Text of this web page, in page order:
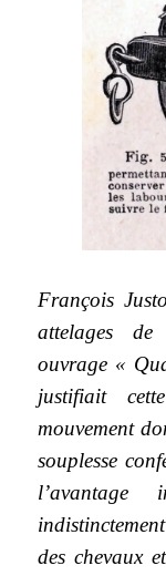
François
attelages de
ouvrage «
justifiait
mouvement
souplesse
des chevaux